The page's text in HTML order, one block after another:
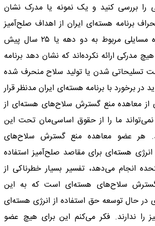
را بررسی کنید و یک نمونه یا مدرک نشان
برنامه هسته‌ای ایران از اهداف صلح‌آمیز
باشد. بله، آنها درباره مسایلی مربوط به دو دهه یا ۲۵ سال پیش
مدرکی ارائه نکرده‌اند که نشان دهد برنامه
تسلیحاتی شدن یا تولید سلاح منحرف شده
برخورد با برنامه هسته‌ای ایران مدنظر قرار
از معاهده منع گسترش سلاح‌های هسته‌ای از
نمی‌تواند ما را از حقوق اساسی‌مان تحت این
هر عضو معاهده منع گسترش سلاح‌های
هسته‌ای برای مقاصد صلح‌آمیز استفاده
انجام می‌دهد، تفسیر بسیار خطرناکی از
سلاح‌های هسته‌ای است که به این
حال توسعه حق استفاده از انرژی هسته‌ای
را ندارند. فکر می‌کنم این برای هیچ عضو